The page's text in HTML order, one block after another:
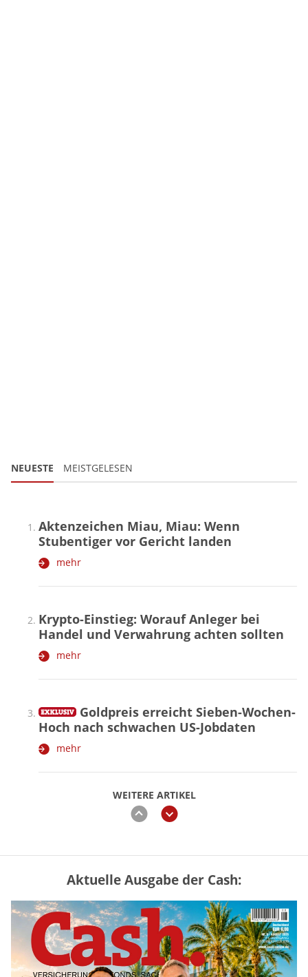
NEUESTE MEISTGELESEN
WEITERE ARTIKEL
zurückweiter
Aktenzeichen Miau, Miau: Wenn
Stubentiger vor Gericht landen
mehr
Krypto-Einstieg: Worauf Anleger bei
Handel und Verwahrung achten sollten
mehr
Goldpreis erreicht Sieben-Wochen-
Hoch nach schwachen US-Jobdaten
mehr
Vermieter-Zutritt: Wann Mieter
die Wohnung öffnen müssen
mehr
Aktuelle Ausgabe der Cash: